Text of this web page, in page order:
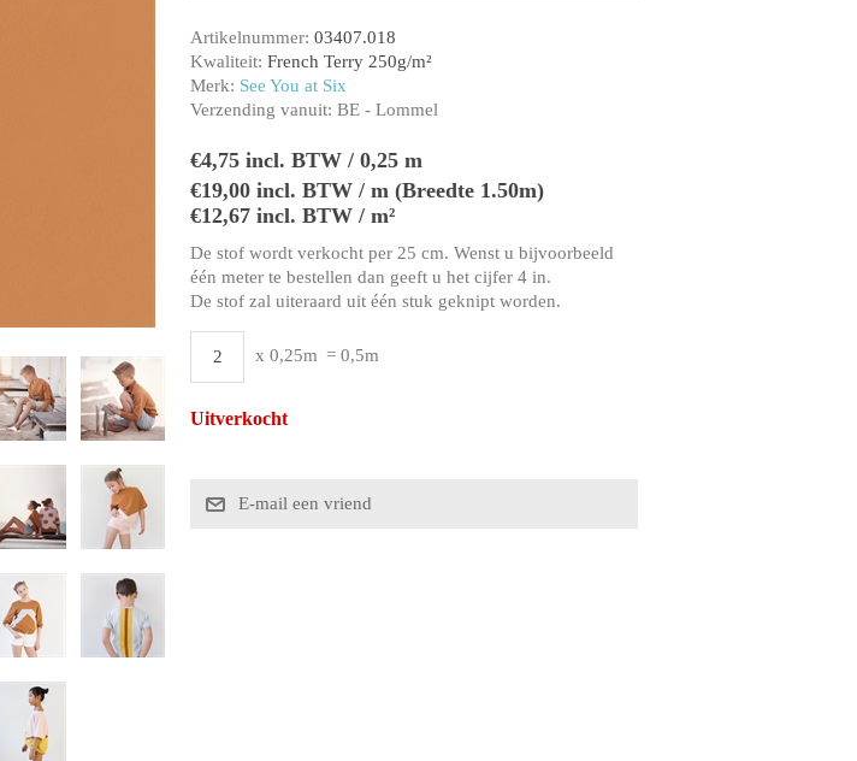
Artikelnummer: 03407.018
Kwaliteit: French Terry 250g/m²
Merk: See You at Six
Verzending vanuit: BE - Lommel
€4,75 incl. BTW / 0,25 m
€19,00 incl. BTW / m (Breedte 1.50m)
€12,67 incl. BTW / m²
De stof wordt verkocht per 25 cm. Wenst u bijvoorbeeld
één meter te bestellen dan geeft u het cijfer 4 in.
De stof zal uiteraard uit één stuk geknipt worden.
x 0,25m = 0,5m
Uitverkocht